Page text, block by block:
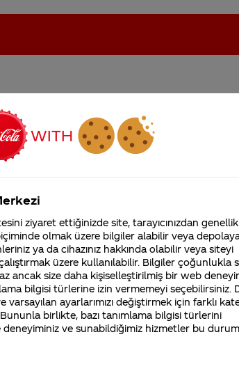
fabr... Coca-Cola’yı kim buldu?
asgari 4 adet 1
ne zaman
cola.com adresine
İlginiz için teşekkür ederiz.
Coca-Cola Şirketi
merak ettikleriniz.
Fabrikalarımız,
sertifikalarımız, faaliyet
gösterdiğimiz ülkeler,
tarihçemiz ve daha
ziyaret ettiğinizde site, tarayıcınızdan
olmak üzere bilgiler alabilir veya
ya da cihazınız hakkında olabilir veya siteyi
üzere kullanılabilir. Bilgiler çoğunlukla
ancak size daha kişiselleştirilmiş bir web
bilgisi türlerine izin vermemeyi seçebilirsiniz.
varsayılan ayarlarımızı değiştirmek için farklı
Bununla birlikte, bazı tanımlama bilgisi türlerini
deneyiminiz ve sunabildiğimiz hizmetler bu